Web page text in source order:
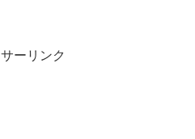
ーリンク